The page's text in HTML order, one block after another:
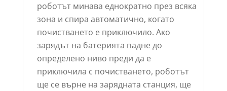
роботът минава еднократно през всяка
зона и спира автоматично, когато
почистването е приключило. Ако
зарядът на батерията падне до
определено ниво преди да е
приключила с почистването, роботът
ще се върне на зарядната станция, ще